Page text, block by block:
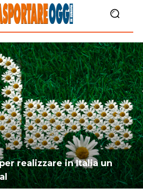
realizzare in Italia un